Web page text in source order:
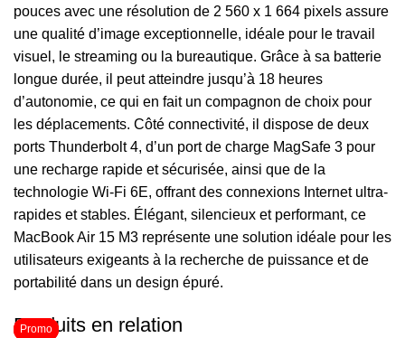
pouces avec une résolution de 2 560 x 1 664 pixels assure
une qualité d’image exceptionnelle, idéale pour le travail
visuel, le streaming ou la bureautique. Grâce à sa batterie
longue durée, il peut atteindre jusqu’à 18 heures
d’autonomie, ce qui en fait un compagnon de choix pour
les déplacements. Côté connectivité, il dispose de deux
ports Thunderbolt 4, d’un port de charge MagSafe 3 pour
une recharge rapide et sécurisée, ainsi que de la
technologie Wi-Fi 6E, offrant des connexions Internet ultra-
rapides et stables. Élégant, silencieux et performant, ce
MacBook Air 15 M3 représente une solution idéale pour les
utilisateurs exigeants à la recherche de puissance et de
portabilité dans un design épuré.
Produits en relation
Promo
Promo
Promo